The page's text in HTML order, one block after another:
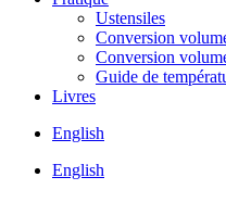
Ustensiles
Conversion
Conversion
Guide de
Livres
English
English